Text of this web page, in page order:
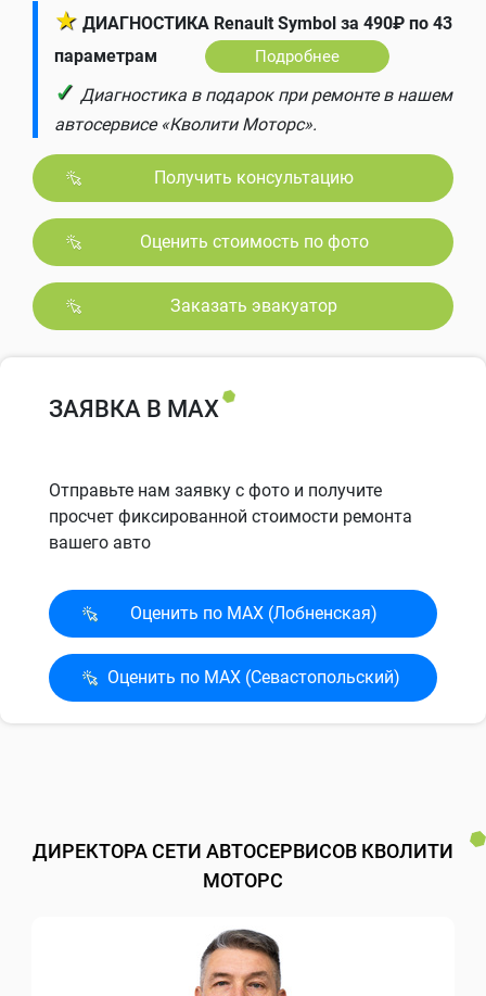
★ ДИАГНОСТИКА Renault Symbol за 490₽ по 43
параметрам
Подробнее
✓ Диагностика в подарок при ремонте в нашем
автосервисе «Кволити Моторс».
Получить консультацию
Оценить стоимость по фото
Заказать эвакуатор
ЗАЯВКА В MAX
Отправьте нам заявку с фото и получите
просчет фиксированной стоимости ремонта
вашего авто
Оценить по MAX (Лобненская)
Оценить по MAX (Севасто­польский)
ДИРЕКТОРА СЕТИ АВТОСЕРВИСОВ КВОЛИТИ
МОТОРС